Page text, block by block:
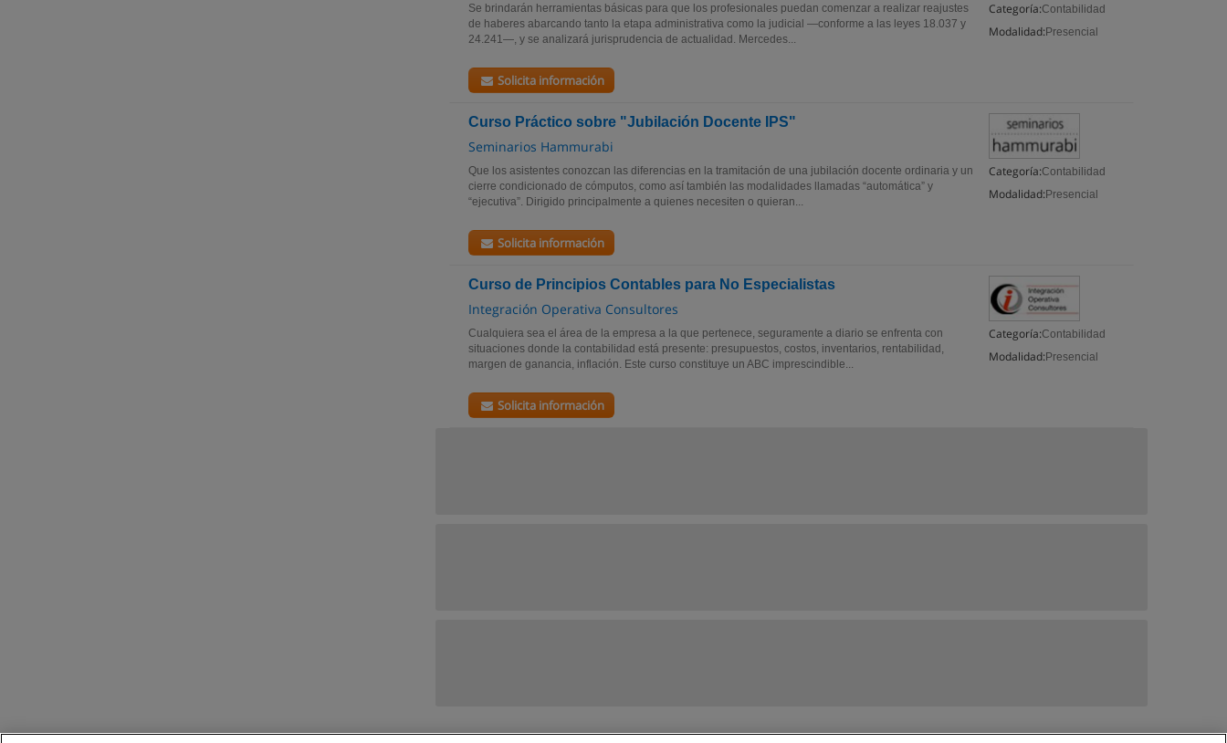
Categoría:Contabilidad
Modalidad: Presencial
Se brindarán herramientas básicas para que los profesionales puedan comenzar a realizar reajustes
de haberes abarcando tanto la etapa administrativa como la judicial —conforme a las leyes 18.037 y
24.241—, y se analizará jurisprudencia de actualidad. Mercedes...
Solicita información
Curso Práctico sobre "Jubilación Docente IPS"
Seminarios Hammurabi
Categoría:Contabilidad
Modalidad: Presencial
Que los asistentes conozcan las diferencias en la tramitación de una jubilación docente ordinaria y un
cierre condicionado de cómputos, como así también las modalidades llamadas “automática” y
“ejecutiva”. Dirigido principalmente a quienes necesiten o quieran...
Solicita información
Curso de Principios Contables para No Especialistas
Integración Operativa Consultores
Categoría:Contabilidad
Modalidad: Presencial
Cualquiera sea el área de la empresa a la que pertenece, seguramente a diario se enfrenta con
situaciones donde la contabilidad está presente: presupuestos, costos, inventarios, rentabilidad,
margen de ganancia, inflación. Este curso constituye un ABC imprescindible...
Solicita información